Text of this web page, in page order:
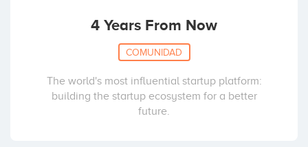
4 Years From Now
COMUNIDAD
The world's most influential startup platform:
building the startup ecosystem for a better
future.